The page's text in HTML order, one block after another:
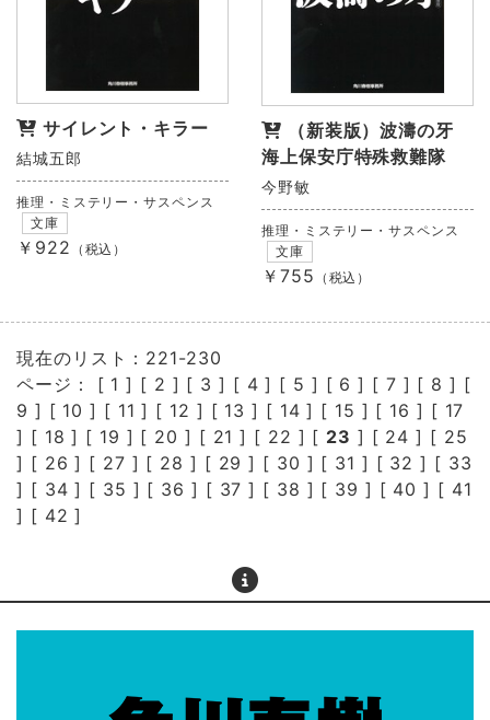
サイレント・キラー
結城五郎
推理・ミステリー・サスペンス
文庫
￥922 （税込）
（新装版）波濤の牙
海上保安庁特殊救難隊
今野敏
推理・ミステリー・サスペンス
文庫
￥755 （税込）
現在のリスト：221-230
ページ： [ 1 ] [ 2 ] [ 3 ] [ 4 ] [ 5 ] [ 6 ] [ 7 ] [ 8 ] [
9 ] [ 10 ] [ 11 ] [ 12 ] [ 13 ] [ 14 ] [ 15 ] [ 16 ] [ 17
] [ 18 ] [ 19 ] [ 20 ] [ 21 ] [ 22 ] [ 23 ] [ 24 ] [ 25
] [ 26 ] [ 27 ] [ 28 ] [ 29 ] [ 30 ] [ 31 ] [ 32 ] [ 33
] [ 34 ] [ 35 ] [ 36 ] [ 37 ] [ 38 ] [ 39 ] [ 40 ] [ 41
] [ 42 ]